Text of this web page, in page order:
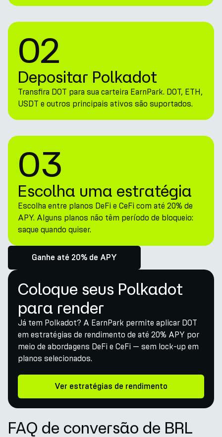
02
Depositar Polkadot
Transfira DOT para sua carteira EarnPark. DOT, ETH,
USDT e outros principais ativos são suportados.
03
Escolha uma estratégia
Escolha entre planos DeFi e CeFi com até 20% de
APY. Alguns planos não têm período de bloqueio:
saque quando quiser.
Ganhe até 20% de APY
Coloque seus Polkadot
para render
Já tem Polkadot? A EarnPark permite aplicar DOT
em estratégias de rendimento de até 20% APY por
meio de abordagens DeFi e CeFi — sem lock-up em
planos selecionados.
Ver estratégias de rendimento
FAQ de conversão de BRL